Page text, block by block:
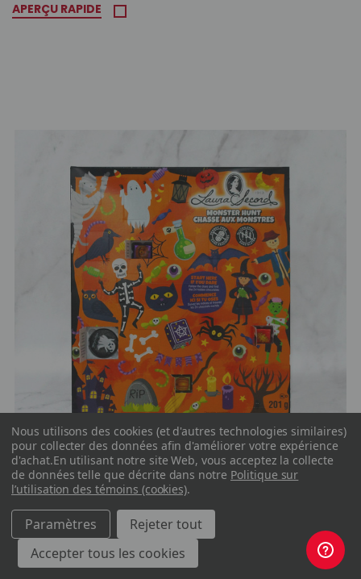
APERÇU RAPIDE
Chasse aux monstres 201 g
2 pour 35,00$
Nous utilisons des cookies (et d'autres technologies similaires)
pour collecter des données afin d'améliorer votre expérience
d'achat.En utilisant notre site Web, vous acceptez la collecte
de données telle que décrite dans notre Politique sur
l’utilisation des témoins (cookies).
Paramètres
Rejeter tout
Accepter tous les cookies